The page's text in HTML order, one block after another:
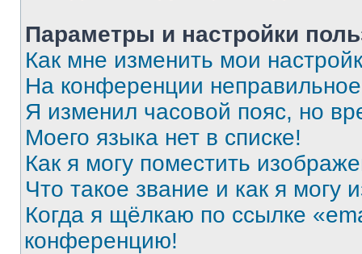
Параметры и настройки
Как мне изменить мои
На конференции
Я изменил часовой пояс, но
Моего языка нет в списке!
Как я могу поместить
Что такое звание и как я могу
Когда я щёлкаю по ссылке
конференцию!